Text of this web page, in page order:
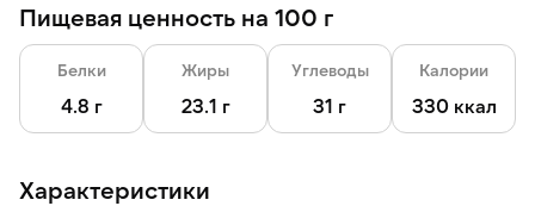
Пищевая ценность на 100 г
Белки
4.8 г
Жиры
23.1 г
Углеводы
31 г
Калории
330 ккал
Характеристики